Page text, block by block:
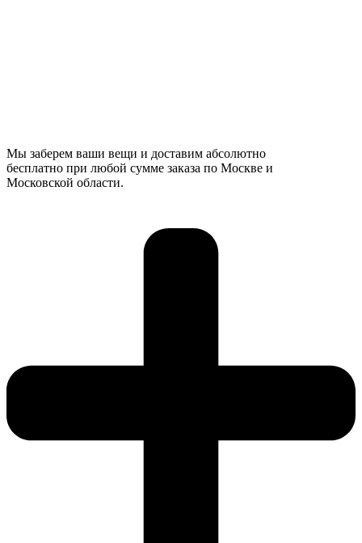
Мы заберем ваши вещи и доставим абсолютно
бесплатно при любой сумме заказа по Москве и
Московской области.